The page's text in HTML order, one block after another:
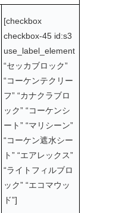
[checkbox
checkbox-45 id:s3
use_label_element
“セッカブロック”
“コーケンテクリー
フ” “カナクラブロ
ック” “コーケンシ
ート” “マリシーン”
“コーケン遮水シー
ト” “エアレックス”
“ライトフィルブロ
ック” “エコマウッ
ド”]